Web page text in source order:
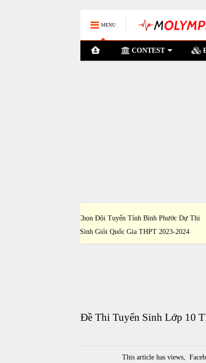
MENU
CONTEST
Đề Thi Chọn Đội Tuyển Tỉnh Bến Tre
Sinh Giỏi Quốc Gia THPT 2023-
Đề Thi Tuyển Sinh Lớp 10
This article hasviews,